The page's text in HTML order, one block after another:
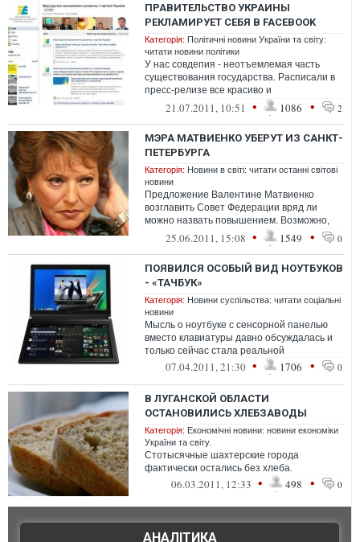
ПРАВИТЕЛЬСТВО УКРАИНЫ
РЕКЛАМИРУЕТ СЕБЯ В FACEBOOK
Категорія: Політичні новини України та світу:
читати новини політики
У нас совдепия - неотъемлемая часть
существования государства. Расписали в
пресс-релизе все красиво и
привлекательно, а в действительности все
21.07.2011, 10:51 • 1086 • 2
МЭРА МАТВИЕНКО УБЕРУТ ИЗ САНКТ-
ПЕТЕРБУРГА
Категорія: Новини в світі: читати останні світові
новини
Предложение Валентине Матвиенко
возглавить Совет Федерации вряд ли
можно назвать повышением. Возможно,
что это – реакция на низкий рейтинг &la...
25.06.2011, 15:08 • 1549 • 0
ПОЯВИЛСЯ ОСОБЫЙ ВИД НОУТБУКОВ
- «ТАЧБУК»
Категорія: Новини суспільства: читати соціальні
новини
Мысль о ноутбуке с сенсорной панелью
вместо клавиатуры давно обсуждалась и
только сейчас стала реальной
07.04.2011, 21:30 • 1706 • 0
В ЛУГАНСКОЙ ОБЛАСТИ
ОСТАНОВИЛИСЬ ХЛЕБЗАВОДЫ
Категорія: Економічні новини: новини економіки
України та світу.
Стотысячные шахтерские города
фактически остались без хлеба.
06.03.2011, 12:33 • 498 • 0
АНАЛІТИКА